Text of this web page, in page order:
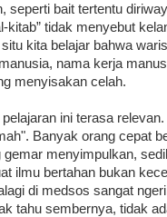
seperti bait tertentu
kitab” tidak menyebut
kita belajar bahwa
nama kerja
menyisakan celah.
pelajaran ini terasa
Banyak orang cepat
gemar menyimpulkan,
ilmu bertahan bukan
di medsos sangat
tahu sembernya, tidak